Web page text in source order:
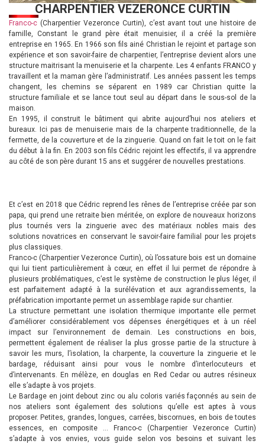
CHARPENTIER VEZERONCE CURTIN
Franco-c (Charpentier Vezeronce Curtin), c’est avant tout une histoire de
famille, Constant le grand père était menuisier, il a créé la première
entreprise en 1965. En 1966 son fils ainé Christian le rejoint et partage son
expérience et son savoir-faire de charpentier, l’entreprise devient alors une
structure maitrisant la menuiserie et la charpente. Les 4 enfants FRANCO y
travaillent et la maman gère l’administratif. Les années passent les temps
changent, les chemins se séparent en 1989 car Christian quitte la
structure familiale et se lance tout seul au départ dans le sous-sol de la
maison.
En 1995, il construit le bâtiment qui abrite aujourd’hui nos ateliers et
bureaux. Ici pas de menuiserie mais de la charpente traditionnelle, de la
fermette, de la couverture et de la zinguerie. Quand on fait le toit on le fait
du début à la fin. En 2003 son fils Cédric rejoint les effectifs, il va apprendre
au côté de son père durant 15 ans et suggérer de nouvelles prestations.
Et c’est en 2018 que Cédric reprend les rênes de l’entreprise créée par son
papa, qui prend une retraite bien méritée, on explore de nouveaux horizons
plus tournés vers la zinguerie avec des matériaux nobles mais des
solutions novatrices en conservant le savoir-faire familial pour les projets
plus classiques.
Franco-c (Charpentier Vezeronce Curtin), où l’ossature bois est un domaine
qui lui tient particulièrement à cœur, en effet il lui permet de répondre à
plusieurs problématiques, c’est le système de construction le plus léger, il
est parfaitement adapté à la surélévation et aux agrandissements, la
préfabrication importante permet un assemblage rapide sur chantier.
La structure permettant une isolation thermique importante elle permet
d’améliorer considérablement vos dépenses énergétiques et à un réel
impact sur l’environnement de demain. Les constructions en bois,
permettent également de réaliser la plus grosse partie de la structure à
savoir les murs, l’isolation, la charpente, la couverture la zinguerie et le
bardage, réduisant ainsi pour vous le nombre d’interlocuteurs et
d’intervenants. En mélèze, en douglas en Red Cedar ou autres résineux
elle s’adapte à vos projets.
Le Bardage en joint debout zinc ou alu coloris variés façonnés au sein de
nos ateliers sont également des solutions qu’elle est aptes à vous
proposer. Petites, grandes, longues, carrées, biscornues, en bois de toutes
essences, en composite … Franco-c (Charpentier Vezeronce Curtin)
s’adapte à vos envies, vous guide selon vos besoins et suivant les